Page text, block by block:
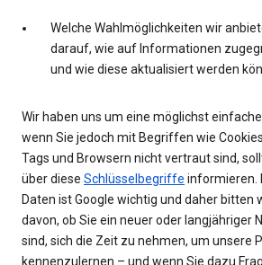
Welche Wahlmöglichkeiten wir
darauf, wie auf Informationen
und wie diese aktualisiert werden
Wir haben uns um eine möglichst
wenn Sie jedoch mit Begriffen wie
Tags und Browsern nicht vertraut sind,
über diese Schlüsselbegriffe informieren.
Daten ist Google wichtig und daher bitten
davon, ob Sie ein neuer oder langjähriger
sind, sich die Zeit zu nehmen, um unsere
kennenzulernen – und wenn Sie dazu